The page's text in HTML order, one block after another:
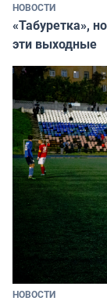
НОВОСТИ
«Табуретка»,
эти выходные
НОВОСТИ